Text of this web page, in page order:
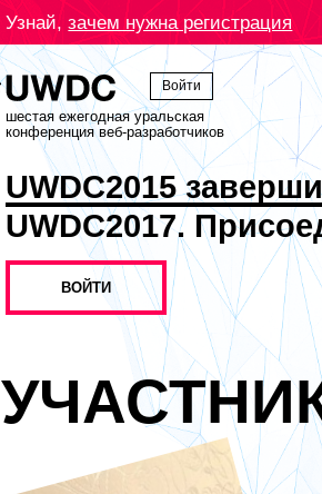
Узнай,зачем нужна регистрация
Войти
шестая ежегодная уральская
конференция веб-разработчиков
UWDC2015
UWDC2017.
ВОЙТИ